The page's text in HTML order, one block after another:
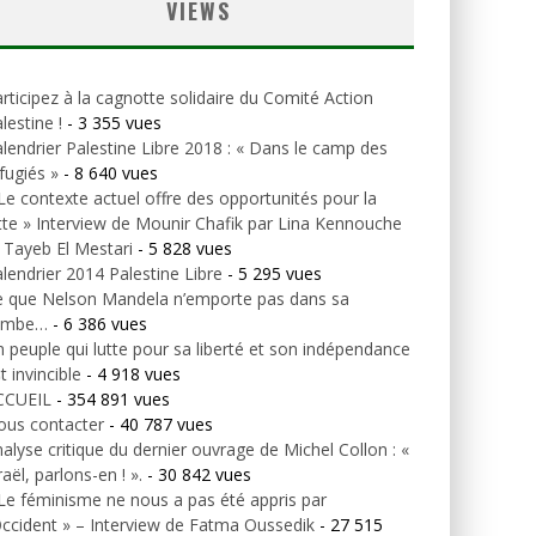
VIEWS
à la cagnotte solidaire du Comité Action
! - 3 355 vues
Palestine Libre 2018 : « Dans le camp des
» - 8 640 vues
contexte actuel offre des opportunités pour la
» Interview de Mounir Chafik par Lina Kennouche
El Mestari - 5 828 vues
2014 Palestine Libre - 5 295 vues
que Nelson Mandela n’emporte pas dans sa
- 6 386 vues
peuple qui lutte pour sa liberté et son indépendance
invincible - 4 918 vues
- 354 891 vues
contacter - 40 787 vues
critique du dernier ouvrage de Michel Collon : «
parlons-en ! ». - 30 842 vues
féminisme ne nous a pas été appris par
» – Interview de Fatma Oussedik - 27 515